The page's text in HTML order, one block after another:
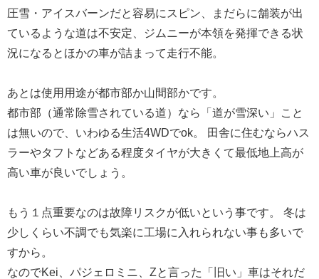
圧雪・アイスバーンだと容易にスピン、まだらに舗装が出
ているような道は不安定、ジムニーが本領を発揮できる状
況になるとほかの車が詰まって走行不能。
あとは使用用途が都市部か山間部かです。
都市部（通常除雪されている道）なら「道が雪深い」こと
は無いので、いわゆる生活4WDでok。 田舎に住むならハス
ラーやタフトなどある程度タイヤが大きくて最低地上高が
高い車が良いでしょう。
もう１点重要なのは故障リスクが低いという事です。 冬は
少しくらい不調でも気楽に工場に入れられない事も多いで
すから。
なのでKei、パジェロミニ、Zと言った「旧い」車はそれだ